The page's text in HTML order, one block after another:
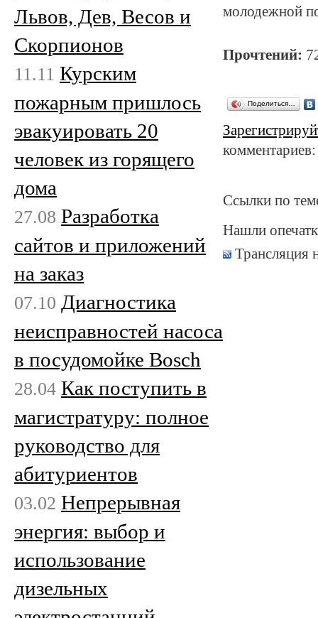
молодежной
Прочтений:
Поделиться…
Ссылки по
Нашли
Трансляция
Львов, Дев, Весов и
Скорпионов
11.11 Курским
пожарным пришлось
эвакуировать 20
человек из горящего
дома
27.08 Разработка
сайтов и приложений
на заказ
07.10 Диагностика
неисправностей насоса
в посудомойке Bosch
28.04 Как поступить в
магистратуру: полное
руководство для
абитуриентов
03.02 Непрерывная
энергия: выбор и
использование
дизельных